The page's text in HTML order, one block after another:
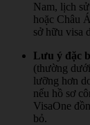
Nam, lịch
hoặc Châu
sở hữu visa
Lưu ý đặc
(thường
lưỡng hơn
nếu hồ sơ
VisaOne
bỏ.